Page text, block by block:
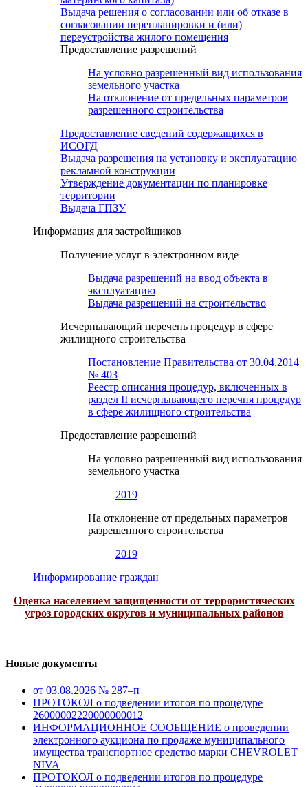
Выдача решения о согласовании или об отказе в
согласовании перепланировки и (или)
переустройства жилого помещения
Предоставление разрешений
На условно разрешенный вид использования
земельного участка
На отклонение от предельных параметров
разрешенного строительства
Предоставление сведений содержащихся в
ИСОГД
Выдача разрешения на установку и эксплуатацию
рекламной конструкции
Утверждение документации по планировке
территории
Выдача ГПЗУ
Информация для застройщиков
Получение услуг в электронном виде
Выдача разрешений на ввод объекта в
эксплуатацию
Выдача разрешений на строительство
Исчерпывающий перечень процедур в сфере
жилищного строительства
Постановление Правительства от 30.04.2014
№ 403
Реестр описания процедур, включенных в
раздел II исчерпывающего перечня процедур
в сфере жилищного строительства
Предоставление разрешений
На условно разрешенный вид использования
земельного участка
2019
На отклонение от предельных параметров
разрешенного строительства
2019
Информирование граждан
Оценка населением защищенности от террористических
угроз городских округов и муниципальных районов
Новые документы
от 03.08.2026 № 287–п
ПРОТОКОЛ о подведении итогов по процедуре
26000002220000000012
ИНФОРМАЦИОННОЕ СООБЩЕНИЕ о проведении
электронного аукциона по продаже муниципального
имущества транспортное средство марки CHEVROLET
NIVA
ПРОТОКОЛ о подведении итогов по процедуре